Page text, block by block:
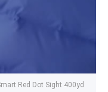
Red Dot Sight 400yd